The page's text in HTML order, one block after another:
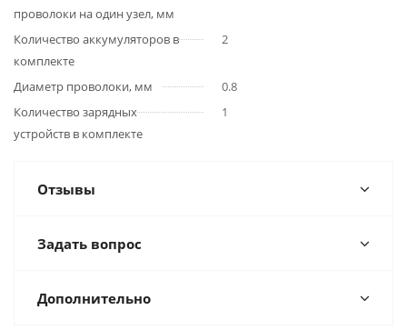
проволоки на один узел, мм
Количество аккумуляторов в
комплекте
2
Диаметр проволоки, мм
0.8
Количество зарядных
устройств в комплекте
1
Отзывы
Задать вопрос
Дополнительно